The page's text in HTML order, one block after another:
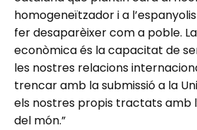
homogeneïtzador i a
fer desaparèixer com a poble.
econòmica és la capacitat de
les nostres relacions
trencar amb la submissió a la
els nostres propis tractats amb
del món.”